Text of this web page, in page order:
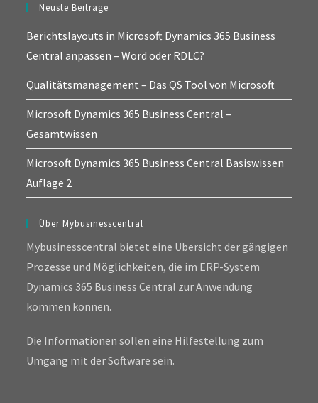
Neuste Beiträge
Berichtslayouts in Microsoft Dynamics 365 Business
Central anpassen – Word oder RDLC?
Qualitätsmanagement – Das QS Tool von Microsoft
Microsoft Dynamics 365 Business Central –
Gesamtwissen
Microsoft Dynamics 365 Business Central Basiswissen
Auflage 2
Über Mybusinesscentral
Mybusinesscentral bietet eine Übersicht der gängigen
Prozesse und Möglichkeiten, die im ERP-System
Dynamics 365 Business Central zur Anwendung
kommen können.
Die Informationen sollen eine Hilfestellung zum
Umgang mit der Software sein.